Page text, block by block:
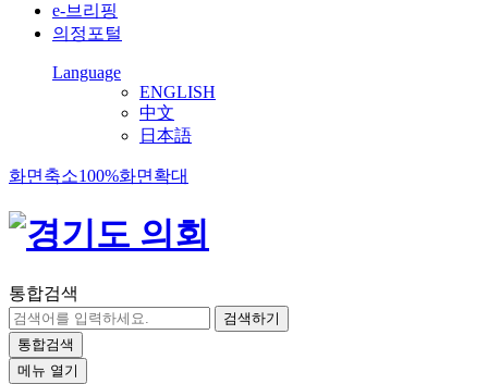
e-브리핑
의정포털
Language
ENGLISH
中文
日本語
화면축소100%화면확대
통합검색
검색하기
통합검색
메뉴 열기